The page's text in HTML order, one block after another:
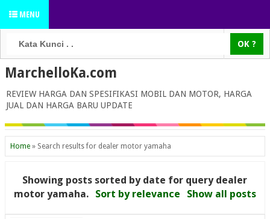
MENU
MarchelloKa.com
REVIEW HARGA DAN SPESIFIKASI MOBIL DAN MOTOR, HARGA
JUAL DAN HARGA BARU UPDATE
Home » Search results for dealer motor yamaha
Showing posts sorted by date for query dealer
motor yamaha. Sort by relevance Show all posts